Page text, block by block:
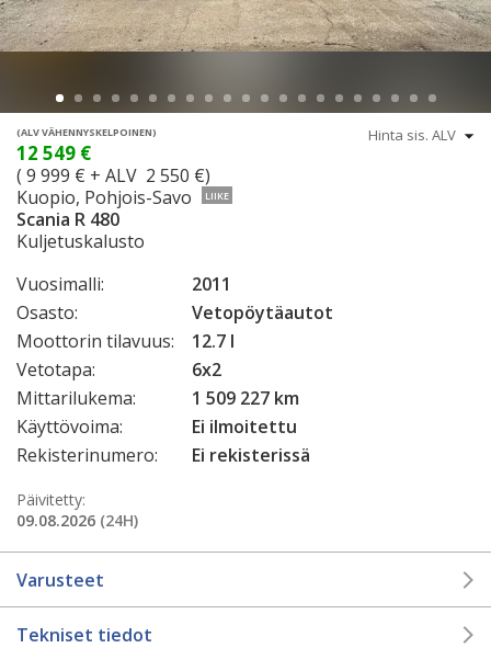
(ALV VÄHENNYSKELPOINEN)
12 549 €
( 9 999 € + ALV 2 550 €)
Kuopio, Pohjois-Savo
LIIKE
Scania R 480
Kuljetuskalusto
Vuosimalli:
2011
Osasto:
Vetopöytäautot
Moottorin tilavuus:
12.7 l
Vetotapa:
6x2
Mittarilukema:
1 509 227 km
Käyttövoima:
Ei ilmoitettu
Rekisterinumero:
Ei rekisterissä
Päivitetty:
09.08.2026 (24H)
Varusteet
Tekniset tiedot